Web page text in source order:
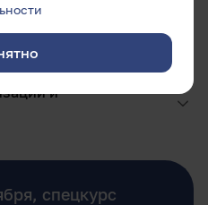
консультанту
и
спецкурс